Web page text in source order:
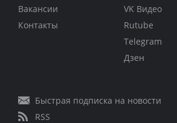
Вакансии
Контакты
VK Видео
Rutube
Telegram
Дзен
Быстрая подписка на новости
RSS